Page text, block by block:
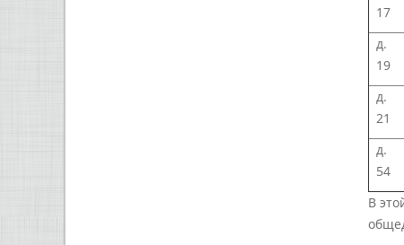
17
д.
19
д.
21
д.
54
В